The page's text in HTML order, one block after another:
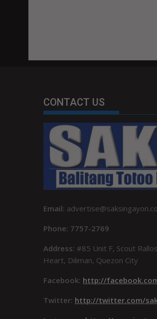
CONTACT US
Email:
Phone: 7757-2769
Address: #85 Unit F, Scout
Heart, Diliman, Quezon City
Facebook: http://
Twitter: http://twitter.com/